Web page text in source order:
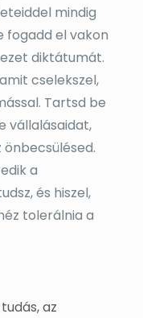
mindig
fogadd el vakon
diktátumát.
cselekszel,
Tartsd be
vállalásaidat,
a
és hiszel,
tolerálnia a
az